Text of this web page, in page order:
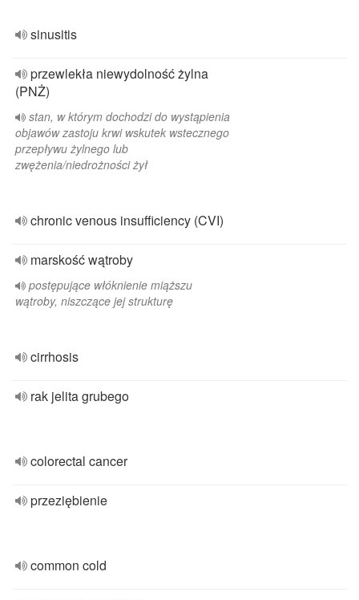
sinusitis
przewlekła niewydolność żylna
(PNŻ)
stan, w którym dochodzi do wystąpienia
objawów zastoju krwi wskutek wstecznego
przepływu żylnego lub
zwężenia/niedrożności żył
chronic venous insufficiency (CVI)
marskość wątroby
postępujące włóknienie miąższu
wątroby, niszczące jej strukturę
cirrhosis
rak jelita grubego
colorectal cancer
przeziębienie
common cold